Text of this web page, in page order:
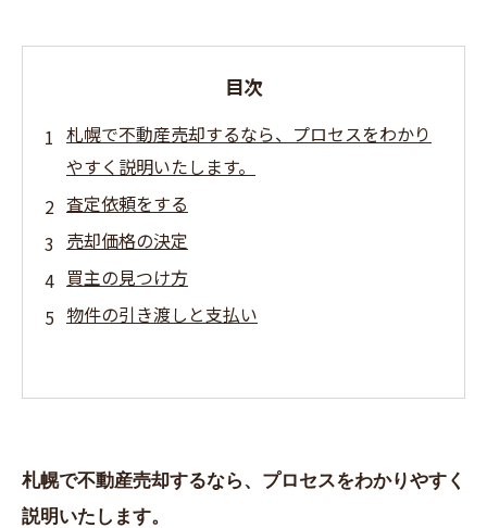
目次
札幌で不動産売却するなら、プロセスをわかり
やすく説明いたします。
査定依頼をする
売却価格の決定
買主の見つけ方
物件の引き渡しと支払い
札幌で不動産売却するなら、プロセスをわかりやすく
説明いたします。